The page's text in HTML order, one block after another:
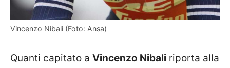
Vincenzo Nibali (Foto: Ansa)
Quanti capitato a Vincenzo Nibali riporta alla